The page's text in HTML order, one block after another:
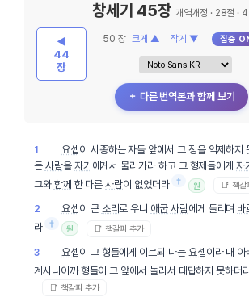
◀
44
장
창세기 45장개역개정 · 28절 ·
50 장 크게 ▲ 작게 ▼ 집중
＋ 다른 번역본과 함께 보기
1 요셉이 시종하는 자들 앞에서 그 정을 억제하지
든 사람을 자기 에게서 물러가라 하고 그 형제들에게자
그와 함께 한 다른사람이 없었더라 † 원 📑 책갈
2 요셉이 큰 소리로 우니 애굽 사람에게 들리며 바
라 † 원 📑 책갈피 추가
3 요셉이 그 형들에게 이르되 나는 요셉이라 내
계시니이까 형들이 그 앞에서 놀라서 대답하지 못하더
📑 책갈피 추가